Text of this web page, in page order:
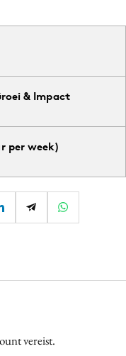
& Impact
per week)
vereist.